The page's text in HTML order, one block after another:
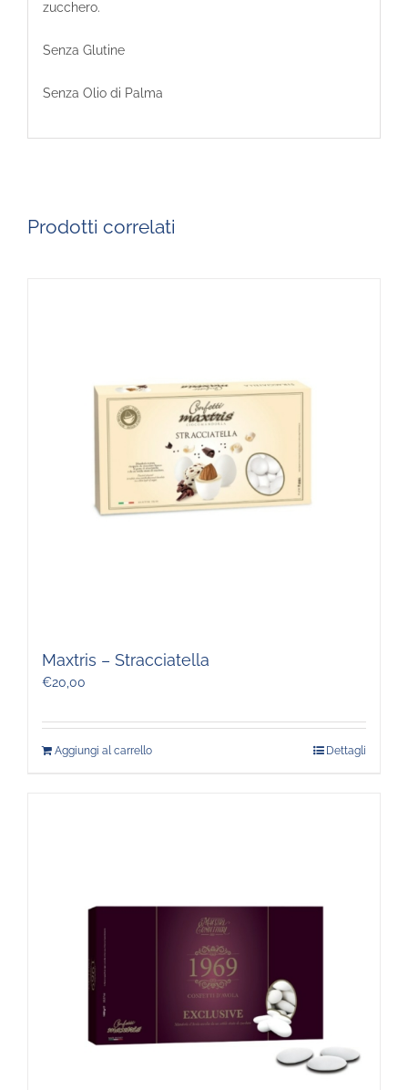
zucchero.
Senza Glutine
Senza Olio di Palma
Prodotti correlati
Maxtris – Stracciatella
€20,00
Aggiungi al carrello Dettagli